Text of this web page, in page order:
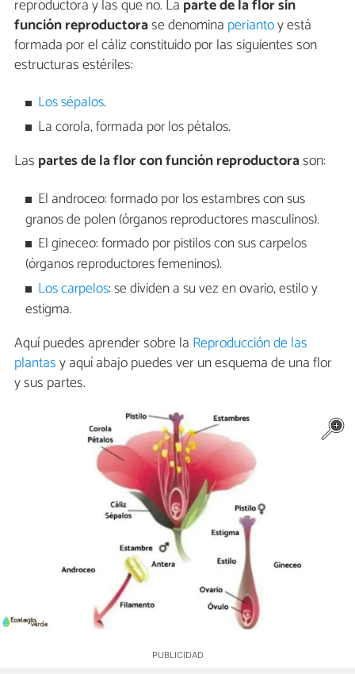
reproductora y las que no. La parte de la flor sin
función reproductorase denomina periantoy está
formada por el cáliz constituido por las siguientes son
estructuras estériles:
Los sépalos.
La corola, formada por los pétalos.
Las partes de la flor con función reproductorason:
El androceo: formado por los estambres con sus
granos de polen (órganos reproductores masculinos).
El gineceo: formado por pistilos con sus carpelos
(órganos reproductores femeninos).
Los carpelos: se dividen a su vez en ovario, estilo y
estigma.
Aquí puedes aprender sobre la Reproducción de las
plantasy aquí abajo puedes ver un esquema de una flor
y sus partes.